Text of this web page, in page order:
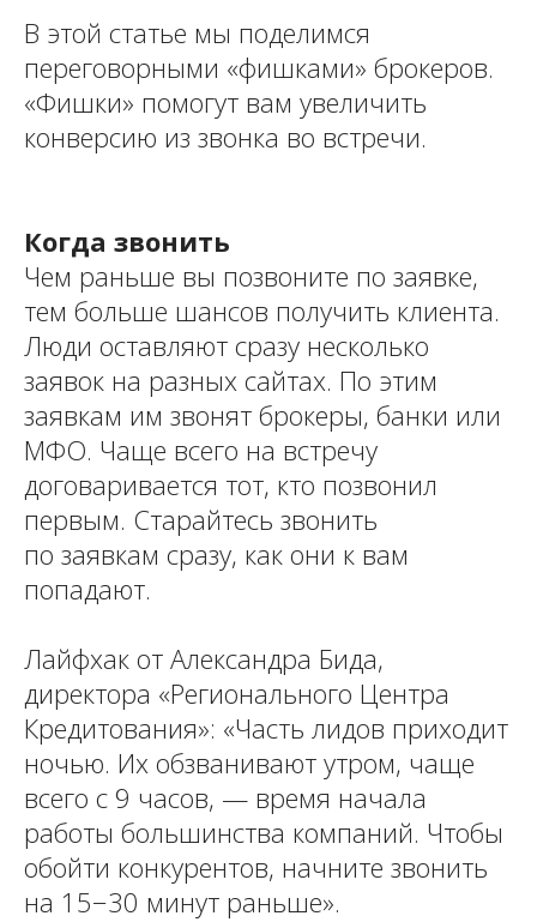
В этой статье мы поделимся
переговорными «фишками» брокеров.
«Фишки» помогут вам увеличить
конверсию из звонка во встречи.
Когда звонить
Чем раньше вы позвоните по заявке,
тем больше шансов получить клиента.
Люди оставляют сразу несколько
заявок на разных сайтах. По этим
заявкам им звонят брокеры, банки или
МФО. Чаще всего на встречу
договаривается тот, кто позвонил
первым. Старайтесь звонить
по заявкам сразу, как они к вам
попадают.
Лайфхак от Александра Бида,
директора «Регионального Центра
Кредитования»: «Часть лидов приходит
ночью. Их обзванивают утром, чаще
всего с 9 часов, — время начала
работы большинства компаний. Чтобы
обойти конкурентов, начните звонить
на 15−30 минут раньше».